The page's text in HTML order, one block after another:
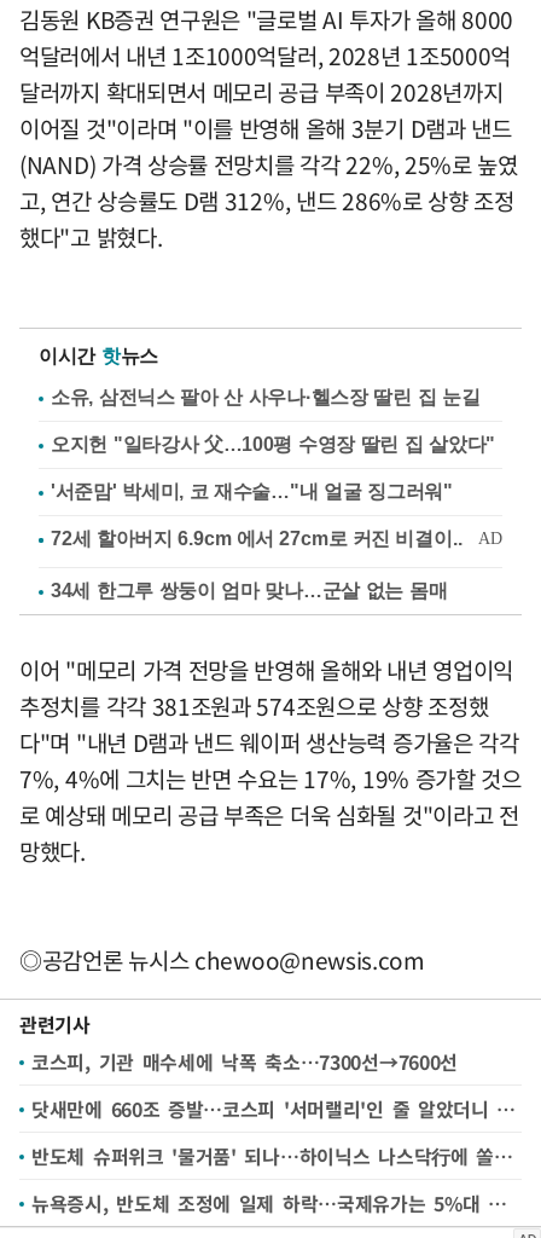
김동원 KB증권 연구원은 "글로벌 AI 투자가 올해 8000
억달러에서 내년 1조1000억달러, 2028년 1조5000억
달러까지 확대되면서 메모리 공급 부족이 2028년까지
이어질 것"이라며 "이를 반영해 올해 3분기 D램과 낸드
(NAND) 가격 상승률 전망치를 각각 22%, 25%로 높였
고, 연간 상승률도 D램 312%, 낸드 286%로 상향 조정
했다"고 밝혔다.
이시간 핫뉴스
소유, 삼전닉스 팔아 산 사우나·헬스장 딸린 집 눈길
오지헌 "일타강사 父…100평 수영장 딸린 집 살았다"
'서준맘' 박세미, 코 재수술…"내 얼굴 징그러워"
34세 한그루 쌍둥이 엄마 맞나…군살 없는 몸매
이어 "메모리 가격 전망을 반영해 올해와 내년 영업이익
추정치를 각각 381조원과 574조원으로 상향 조정했
다"며 "내년 D램과 낸드 웨이퍼 생산능력 증가율은 각각
7%, 4%에 그치는 반면 수요는 17%, 19% 증가할 것으
로 예상돼 메모리 공급 부족은 더욱 심화될 것"이라고 전
망했다.
◎공감언론 뉴시스chewoo@newsis.com
관련기사
코스피, 기관 매수세에 낙폭 축소…7300선→7600선
닷새만에 660조 증발…코스피 '서머랠리'인 줄 알았더니 '호러랠리'로?
반도체 슈퍼위크 '물거품' 되나…하이닉스 나스닥行에 쏠린 눈
뉴욕증시, 반도체 조정에 일제 하락…국제유가는 5%대 상승